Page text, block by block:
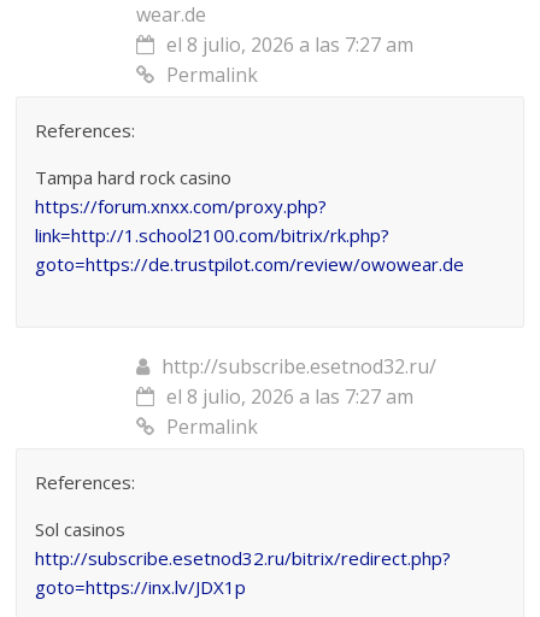
wear.de
el 8 julio, 2026 a las 7:27 am
Permalink
References:
Tampa hard rock casino
https://forum.xnxx.com/proxy.php?
link=http://1.school2100.com/bitrix/rk.php?
goto=https://de.trustpilot.com/review/owowear.de
http://subscribe.esetnod32.ru/
el 8 julio, 2026 a las 7:27 am
Permalink
References:
Sol casinos
http://subscribe.esetnod32.ru/bitrix/redirect.php?
goto=https://inx.lv/JDX1p